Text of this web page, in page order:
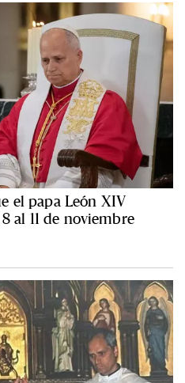
el papa León XIV
al 11 de noviembre